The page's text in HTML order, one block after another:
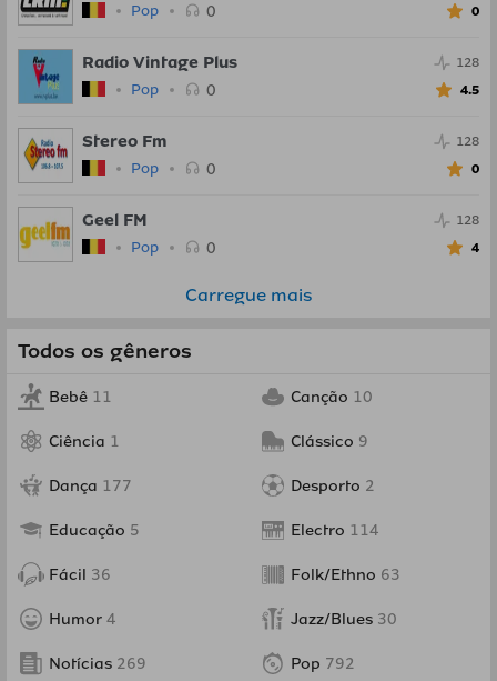
Pop 0
0
Radio Vintage Plus
Pop 0
128
4.5
Stereo Fm
Pop 0
128
0
Geel FM
Pop 0
128
4
Carregue mais
Todos os gêneros
Bebê 11 Canção 10
Ciência 1 Clássico 9
Dança 177 Desporto 2
Educação 5 Electro 114
Fácil 36 Folk/Ethno 63
Humor 4 Jazz/Blues 30
Notícias 269 Pop 792